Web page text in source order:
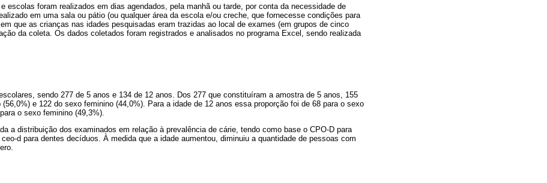
escolas foram realizados em dias agendados, pela manhã ou tarde, por conta da necessidade de
em uma sala ou pátio (ou qualquer área da escola e/ou creche, que fornecesse condições para
que as crianças nas idades pesquisadas eram trazidas ao local de exames (em grupos de cinco
da coleta. Os dados coletados foram registrados e analisados no programa Excel, sendo realizada
sendo 277 de 5 anos e 134 de 12 anos. Dos 277 que constituíram a amostra de 5 anos, 155
e 122 do sexo feminino (44,0%). Para a idade de 12 anos essa proporção foi de 68 para o sexo
o sexo feminino (49,3%).
a distribuição dos examinados em relação à prevalência de cárie, tendo como base o CPO-D para
d para dentes decíduos. À medida que a idade aumentou, diminuiu a quantidade de pessoas com